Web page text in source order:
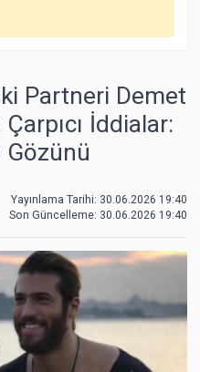
Partneri Demet
İddialar:
Gözünü
Yayınlama Tarihi: 30.06.2026 19:40
Son Güncelleme: 30.06.2026 19:40